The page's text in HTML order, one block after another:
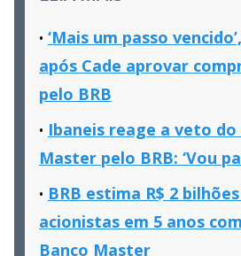
‘Mais um passo
após Cade aprovar
pelo BRB
Ibaneis reage a veto do
Master pelo BRB: ‘Vou
BRB estima R$ 2
acionistas em 5 anos
Banco Master